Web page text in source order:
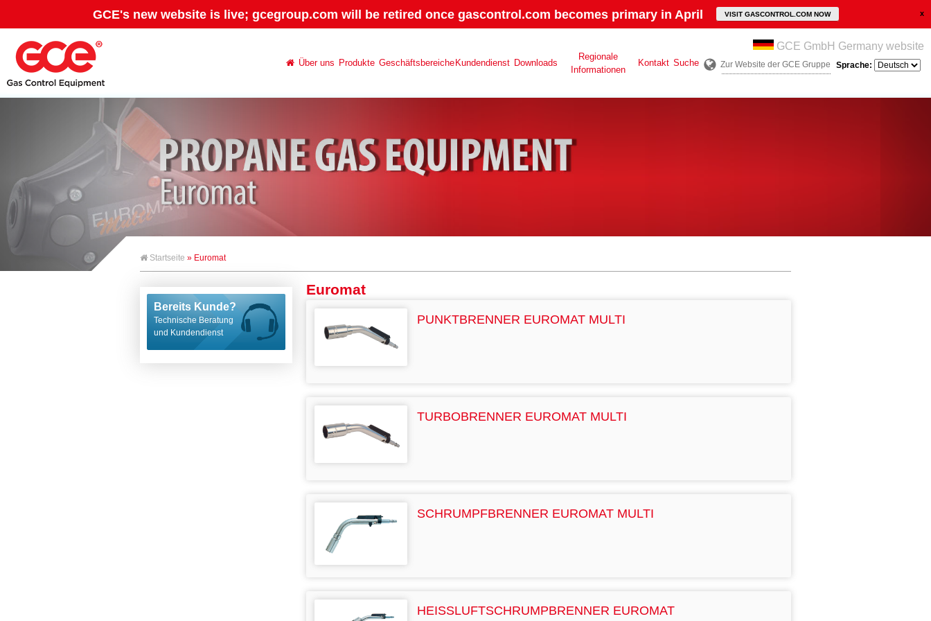
GCE's new website is live; gcegroup.com will be retired once gascontrol.com becomes primary in April VISIT GASCONTROL.COM NOW
Über uns Produkte Geschäftsbereiche Kundendienst Downloads
Regionale
Informationen
Kontakt Suche
GCE GmbH Germany website
Zur Website der GCE Gruppe Sprache:
Startseite » Euromat
Bereits Kunde?
Technische Beratung
und Kundendienst
Euromat
PUNKTBRENNER EUROMAT MULTI
TURBOBRENNER EUROMAT MULTI
SCHRUMPFBRENNER EUROMAT MULTI
HEISSLUFTSCHRUMPBRENNER EUROMAT